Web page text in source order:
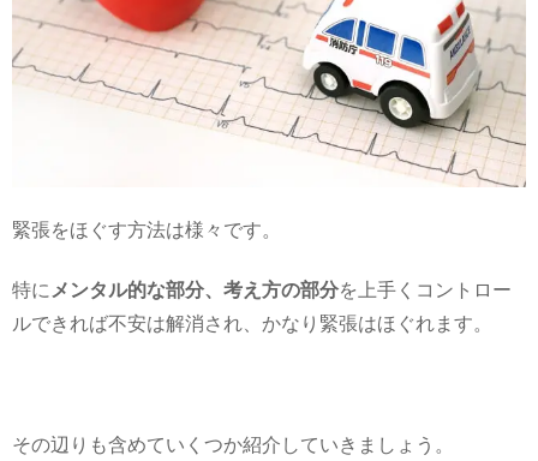
緊張をほぐす方法は様々です。
特に メンタル的な部分、考え方の部分を上手くコントロー
ルできれば不安は解消され、かなり緊張はほぐれます。
その辺りも含めていくつか紹介していきましょう。